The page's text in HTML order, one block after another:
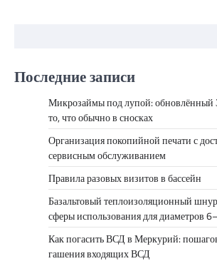
Последние записи
Микрозаймы под лупой: обновлённый
то, что обычно в сносках
Организация покопийной печати с
сервисным обслуживанием
Правила разовых визитов в бассейн
Базальтовый теплоизоляционный
сферы использования для диаметров
Как погасить ВСД в Меркурий:
гашения входящих ВСД